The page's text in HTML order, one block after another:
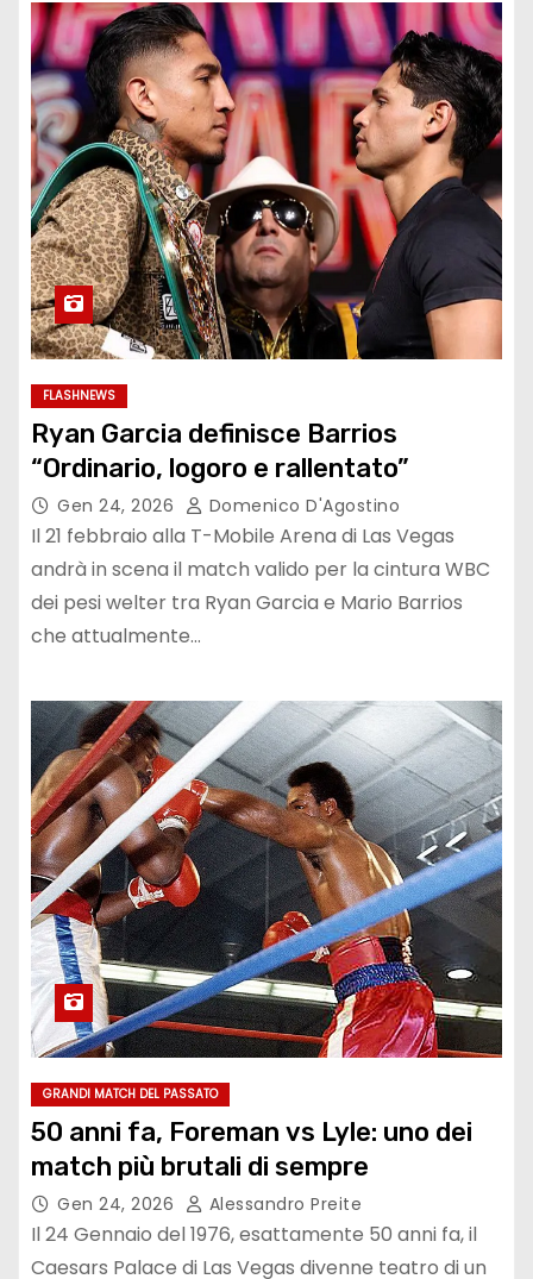
FLASHNEWS
Ryan Garcia definisce Barrios
“Ordinario, logoro e rallentato”
Gen 24, 2026 Domenico D'Agostino
Il 21 febbraio alla T-Mobile Arena di Las Vegas
andrà in scena il match valido per la cintura WBC
dei pesi welter tra Ryan Garcia e Mario Barrios
che attualmente…
GRANDI MATCH DEL PASSATO
50 anni fa, Foreman vs Lyle: uno dei
match più brutali di sempre
Gen 24, 2026 Alessandro Preite
Il 24 Gennaio del 1976, esattamente 50 anni fa, il
Caesars Palace di Las Vegas divenne teatro di un